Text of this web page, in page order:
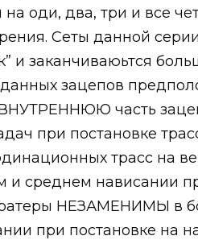
на оди, два, три и все
Сеты данной
и заканчиваюьтся
зацепов
часть
при постановке
трасс на
и среднем нависании
НЕЗАМЕНИМЫ в
при постановке на